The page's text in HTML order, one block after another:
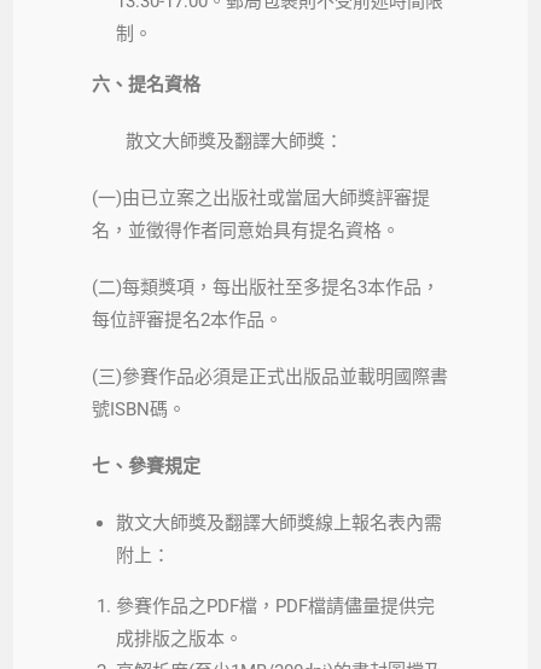
制。
六、提名資格
散文大師獎及翻譯大師獎：
(一)由已立案之出版社或當屆大師獎評審提
名，並徵得作者同意始具有提名資格。
(二)每類獎項，每出版社至多提名3本作品，
每位評審提名2本作品。
(三)參賽作品必須是正式出版品並載明國際書
號ISBN碼。
七、參賽規定
散文大師獎及翻譯大師獎線上報名表內需
附上：
參賽作品之PDF檔，PDF檔請儘量提供完
成排版之版本。